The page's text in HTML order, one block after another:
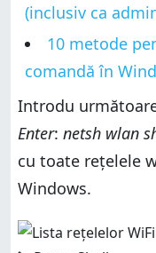
(inclusiv ca
10 metode
comandă în
Introdu
Enter: netsh wlan
cu toate rețelele
Windows.